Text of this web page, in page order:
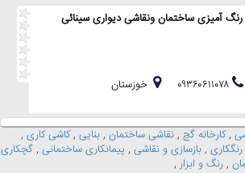
رنگ آمیزی ساختمان ونقاشی دیواری سینائی
خوزستان
,کارخانه گچ , نقاشی ساختمان , بنایی ,کاشی کاری ,
رنگکاری , بازسازی و نقاشی , پیمانکاری ساختمانی , گچکاری
, رنگ و ابزار ,